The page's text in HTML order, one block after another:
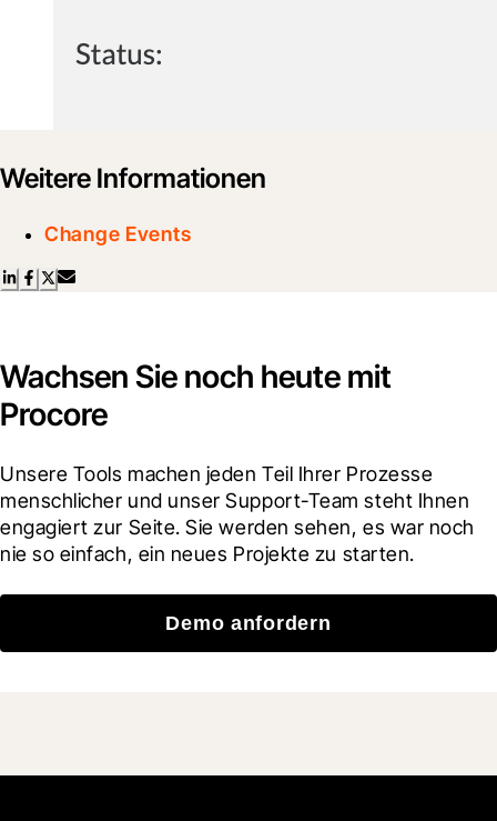
Weitere Informationen
Change Events
Wachsen Sie noch heute mit
Procore
Unsere Tools machen jeden Teil Ihrer Prozesse
menschlicher und unser Support-Team steht Ihnen
engagiert zur Seite. Sie werden sehen, es war noch
nie so einfach, ein neues Projekte zu starten.
Demo anfordern